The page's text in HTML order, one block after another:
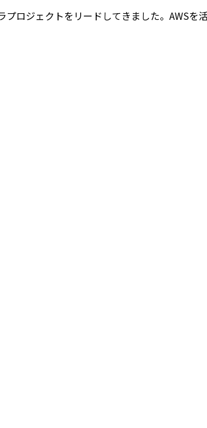
ロジェクトをリードしてきました。AWSを